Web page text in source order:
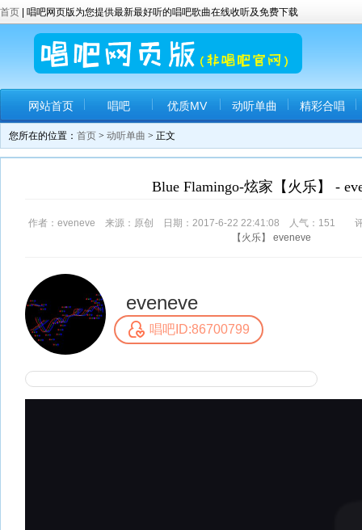
首页 | 唱吧网页版为您提供最新最好听的唱吧歌曲在线收听及免费下载
网站首页 唱吧 优质MV 动听单曲 精彩合唱
您所在的位置： 首页 > 动听单曲 > 正文
Blue Flamingo-炫家【火乐】 -
作者：eveneve 来源：原创 日期：2017-6-22 22:41:08 人气： 151 评
【火乐】
eveneve
eveneve
唱吧ID:86700799